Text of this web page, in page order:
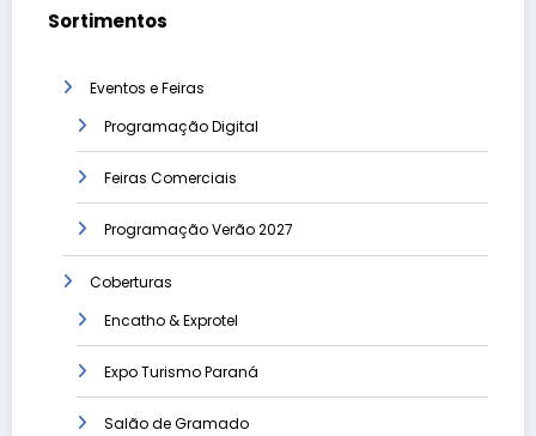
Sortimentos
Eventos e Feiras
Programação Digital
Feiras Comerciais
Programação Verão 2027
Coberturas
Encatho & Exprotel
Expo Turismo Paraná
Salão de Gramado